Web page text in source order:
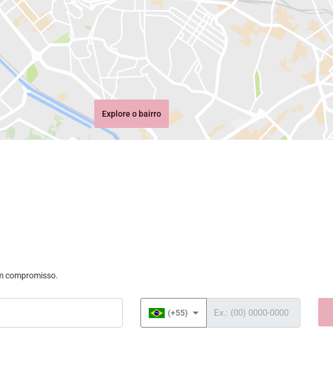
Explore o bairro
compromisso.
(+55)